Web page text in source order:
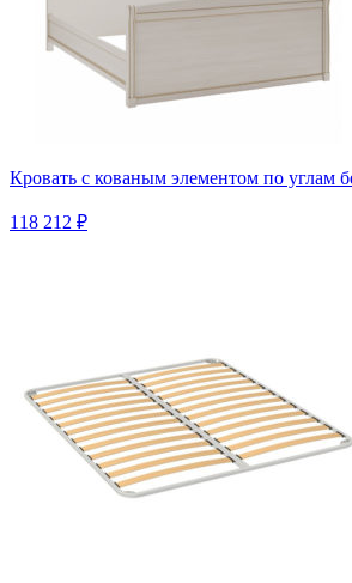
Кровать с кованым элементом по углам
118 212 ₽